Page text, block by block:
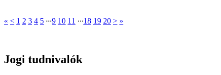
« < 1 2 3 4 5 ∙∙∙9 10 11 ∙∙∙18 19 20 > »
Jogi tudnivalók